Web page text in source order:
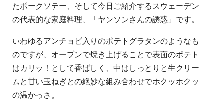
たポークソテー、そして今日ご紹介するスウェーデン
の代表的な家庭料理、「ヤンソンさんの誘惑」です。
いわゆるアンチョビ入りのポテトグラタンのようなも
のですが、オーブンで焼き上げることで表面のポテト
はカリッ！として香ばしく、中はしっとりと生クリー
ムと甘い玉ねぎとの絶妙な組み合わせでホクッホクッ
の温かっさ。